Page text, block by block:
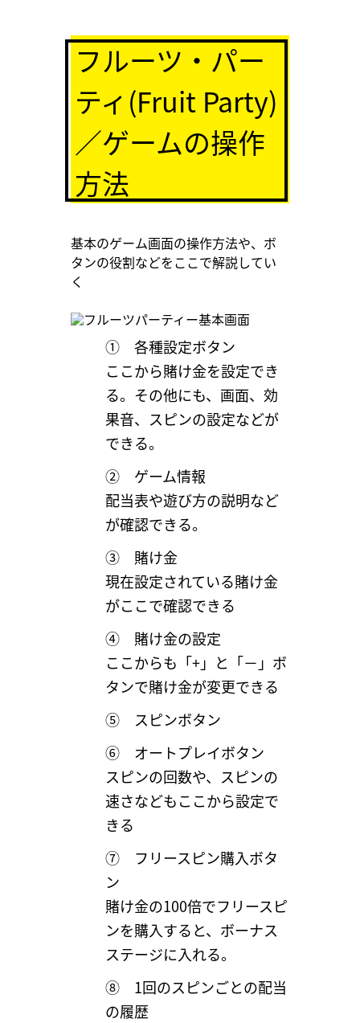
フルーツ・パー
ティ(Fruit Party)
／ゲームの操作
方法
基本のゲーム画面の操作方法や、ボ
タンの役割などをここで解説してい
く
① 各種設定ボタン
ここから賭け金を設定でき
る。その他にも、画面、効
果音、スピンの設定などが
できる。
② ゲーム情報
配当表や遊び方の説明など
が確認できる。
③ 賭け金
現在設定されている賭け金
がここで確認できる
④ 賭け金の設定
ここからも「+」と「－」ボ
タンで賭け金が変更できる
⑤ スピンボタン
⑥ オートプレイボタン
スピンの回数や、スピンの
速さなどもここから設定で
きる
⑦ フリースピン購入ボタ
ン
賭け金の100倍でフリースピ
ンを購入すると、ボーナス
ステージに入れる。
⑧ 1回のスピンごとの配当
の履歴